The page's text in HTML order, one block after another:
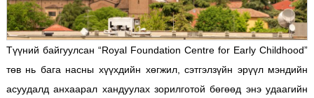
Түүний байгуулсан “Royal Foundation Centre for Early Childhood”
төв нь бага насны хүүхдийн хөгжил, сэтгэлзүйн эрүүл мэндийн
асуудалд анхаарал хандуулах зорилготой бөгөөд энэ удаагийн